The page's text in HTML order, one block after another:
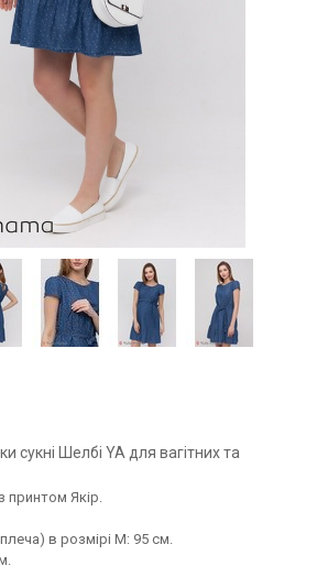
сукні Шелбі YA для вагітних та
принтом Якір.
в розмірі М: 95 см.